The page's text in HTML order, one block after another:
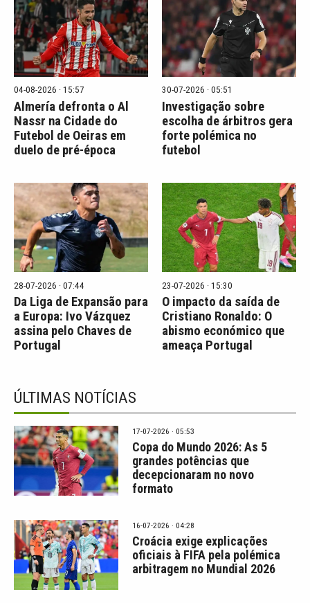
04-08-2026 · 15:57
Almería defronta o Al
Nassr na Cidade do
Futebol de Oeiras em
duelo de pré-época
30-07-2026 · 05:51
Investigação sobre
escolha de árbitros gera
forte polémica no
futebol
28-07-2026 · 07:44
Da Liga de Expansão para
a Europa: Ivo Vázquez
assina pelo Chaves de
Portugal
23-07-2026 · 15:30
O impacto da saída de
Cristiano Ronaldo: O
abismo económico que
ameaça Portugal
ÚLTIMAS NOTÍCIAS
17-07-2026 · 05:53
Copa do Mundo 2026: As 5
grandes potências que
decepcionaram no novo
formato
16-07-2026 · 04:28
Croácia exige explicações
oficiais à FIFA pela polémica
arbitragem no Mundial 2026